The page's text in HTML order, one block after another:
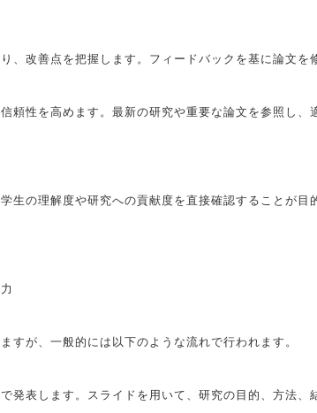
、改善点を把握します。フィードバックを基に論文を
頼性を高めます。最新の研究や重要な論文を参照し、
生の理解度や研究への貢献度を直接確認することが目
すが、一般的には以下のような流れで行われます。
発表します。スライドを用いて、研究の目的、方法、